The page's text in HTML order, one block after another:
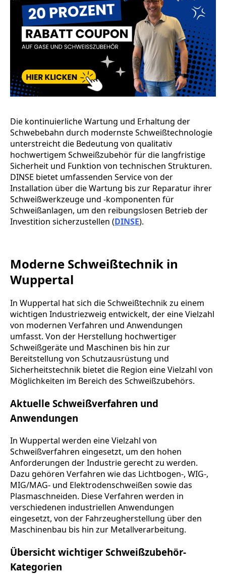
Die kontinuierliche Wartung und Erhaltung der
Schwebebahn durch modernste Schweißtechnologie
unterstreicht die Bedeutung von qualitativ
hochwertigem Schweißzubehör für die langfristige
Sicherheit und Funktion von technischen Strukturen.
DINSE bietet umfassenden Service von der
Installation über die Wartung bis zur Reparatur ihrer
Schweißwerkzeuge und -komponenten für
Schweißanlagen, um den reibungslosen Betrieb der
Investition sicherzustellen (DINSE).
Moderne Schweißtechnik in
Wuppertal
In Wuppertal hat sich die Schweißtechnik zu einem
wichtigen Industriezweig entwickelt, der eine Vielzahl
von modernen Verfahren und Anwendungen
umfasst. Von der Herstellung hochwertiger
Schweißgeräte und Maschinen bis hin zur
Bereitstellung von Schutzausrüstung und
Sicherheitstechnik bietet die Region eine Vielzahl von
Möglichkeiten im Bereich des Schweißzubehörs.
Aktuelle Schweißverfahren und
Anwendungen
In Wuppertal werden eine Vielzahl von
Schweißverfahren eingesetzt, um den hohen
Anforderungen der Industrie gerecht zu werden.
Dazu gehören Verfahren wie das Lichtbogen-, WIG-,
MIG/MAG- und Elektrodenschweißen sowie das
Plasmaschneiden. Diese Verfahren werden in
verschiedenen industriellen Anwendungen
eingesetzt, von der Fahrzeugherstellung über den
Maschinenbau bis hin zur Metallverarbeitung.
Übersicht wichtiger Schweißzubehör-
Kategorien